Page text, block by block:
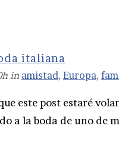
italiana
in amistad, Europa,
este post estaré
a la boda de uno de